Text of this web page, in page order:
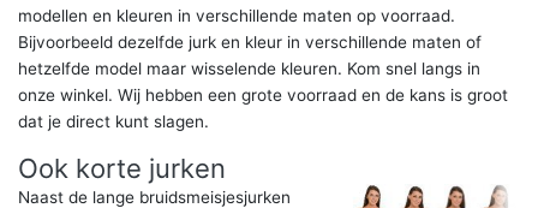
modellen en kleuren in verschillende maten op voorraad.
Bijvoorbeeld dezelfde jurk en kleur in verschillende maten of
hetzelfde model maar wisselende kleuren. Kom snel langs in
onze winkel. Wij hebben een grote voorraad en de kans is groot
dat je direct kunt slagen.
Ook korte jurken
Naast de lange bruidsmeisjesjurken